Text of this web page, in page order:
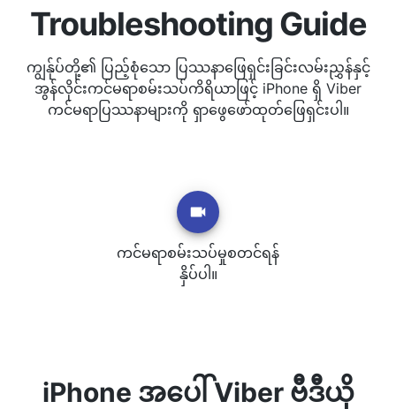
Troubleshooting Guide
ကျွန်ုပ်တို့၏ ပြည့်စုံသော ပြဿနာဖြေရှင်းခြင်းလမ်းညွှန်နှင့်
အွန်လိုင်းကင်မရာစမ်းသပ်ကိရိယာဖြင့် iPhone ရှိ Viber
ကင်မရာပြဿနာများကို ရှာဖွေဖော်ထုတ်ဖြေရှင်းပါ။
ကင်မရာစမ်းသပ်မှုစတင်ရန်
နှိပ်ပါ။
iPhone အပေါ် Viber ဗီဒီယို